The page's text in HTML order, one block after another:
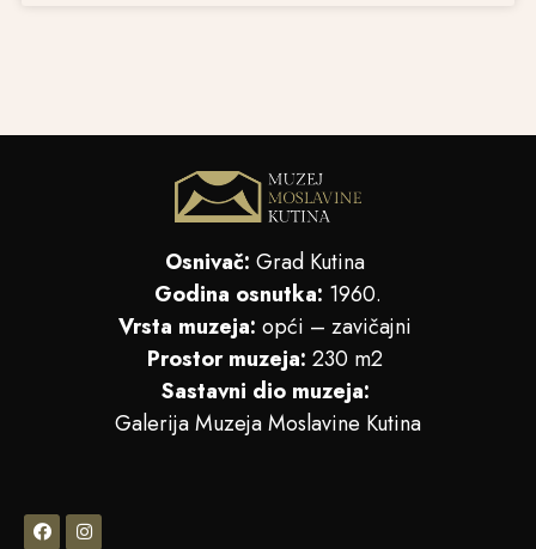
Osnivač: Grad Kutina
Godina osnutka: 1960.
Vrsta muzeja: opći – zavičajni
Prostor muzeja: 230 m2
Sastavni dio muzeja:
Galerija Muzeja Moslavine Kutina